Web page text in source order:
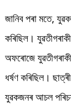
জানিব পৰা মতে,
কৰিছিল।
অফৰোজে
ধৰ্ষণ কৰিছিল।
যুৱকজনৰ আচল